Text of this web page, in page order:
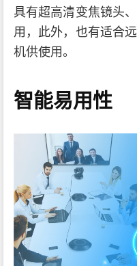
具有超高清变焦镜头
用，此外，也有适合
机供使用。
智能易用性